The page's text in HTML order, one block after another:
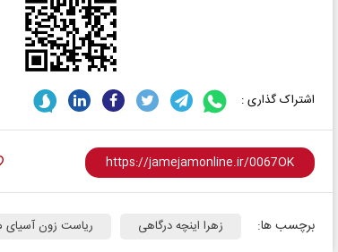
اشتراک گذاری :
برچسب ها: زهرا اینچه درگاهی ریاست زون آسیای